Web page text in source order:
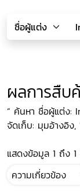
ผลการสืบ
“ ค้นหา ชื่อผู้แต่ง:
จัดเก็บ: มุมอ้างอิง,
แสดงข้อมูล 1 ถึง